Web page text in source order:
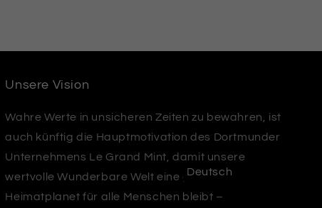
Unsere Vision
Wahre Werte in unsicheren Zeiten zu bewahren, ist
auch künftig die Hauptmotivation des Dortmunder
Unternehmens Le Grand Mint, damit unsere
wertvolle Wunderbare Welt eine gemeinsamer
Heimatplanet für alle Menschen bleibt –
Deutsch